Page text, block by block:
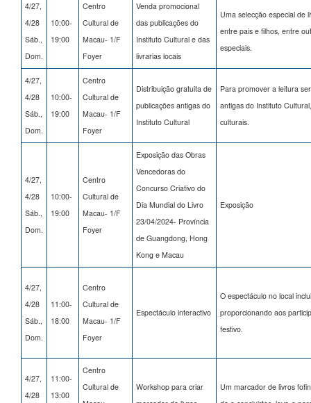
4/27,
4/28
Sáb.,
Dom.
10:00-
19:00
Centro
Cultural de
Macau- 1/F
Foyer
Venda promocional
das publicações do
Instituto Cultural e das
livrarias locais
Uma selecção especial de
entre pais e filhos, entre
especiais.
4/27,
4/28
Sáb.,
Dom.
10:00-
19:00
Centro
Cultural de
Macau- 1/F
Foyer
Distribuição gratuita de
publicações antigas do
Instituto Cultural
Para promover a leitura
antigas do Instituto
culturais.
4/27,
4/28
Sáb.,
Dom.
10:00-
19:00
Centro
Cultural de
Macau- 1/F
Foyer
Exposição das Obras
Vencedoras do
Concurso Criativo do
Dia Mundial do Livro
23/04/2024- Província
de Guangdong, Hong
Kong e Macau
Exposição
4/27,
4/28
Sáb.,
Dom.
11:00-
18:00
Centro
Cultural de
Macau- 1/F
Foyer
Espectáculo interactivo
O espectáculo no local
proporcionando aos
festivo.
4/27,
4/28
11:00-
13:00
Centro
Cultural de
Workshop para criar
Um marcador de livros